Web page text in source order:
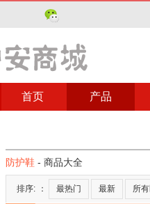
首页 产品
防护鞋 - 商品大全
排序: ： 最热门 最新 所